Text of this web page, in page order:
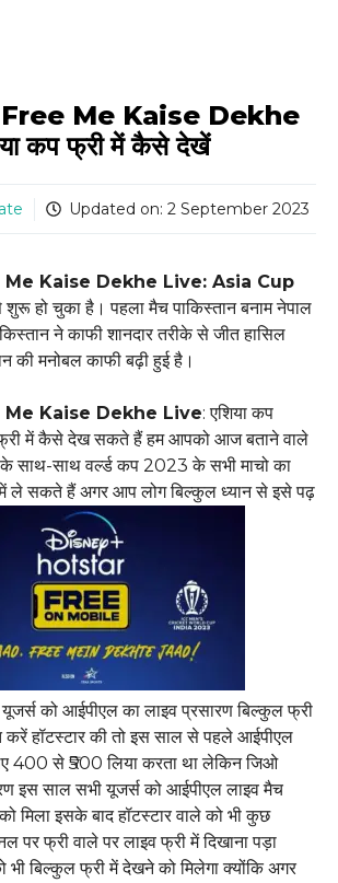
Me Kaise Dekhe
कप फ्री में कैसे देखें
Updated on: 2 September 2023
Kaise Dekhe Live: Asia Cup
हो चुका है। पहला मैच पाकिस्तान बनाम नेपाल
ने काफी शानदार तरीके से जीत हासिल
की मनोबल काफी बढ़ी हुई है।
Me Kaise Dekhe Live: एशिया कप
में कैसे देख सकते हैं हम आपको आज बताने वाले
साथ-साथ वर्ल्ड कप 2023 के सभी माचो का
में ले सकते हैं अगर आप लोग बिल्कुल ध्यान से इसे पढ़
को आईपीएल का लाइव प्रसारण बिल्कुल फ्री
करें हॉटस्टार की तो इस साल से पहले आईपीएल
400 से ₹500 लिया करता था लेकिन जिओ
इस साल सभी यूजर्स को आईपीएल लाइव मैच
मिला इसके बाद हॉटस्टार वाले को भी कुछ
पर फ्री वाले पर लाइव फ्री में दिखाना पड़ा
भी बिल्कुल फ्री में देखने को मिलेगा क्योंकि अगर